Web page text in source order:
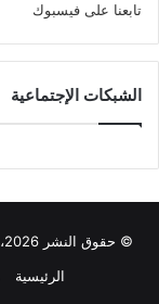
تابعنا على فيسبوك
الشبكات الإجتماعية
© حقوق النشر 2026، جميع الحقوق محفوظة |
الرئيسية